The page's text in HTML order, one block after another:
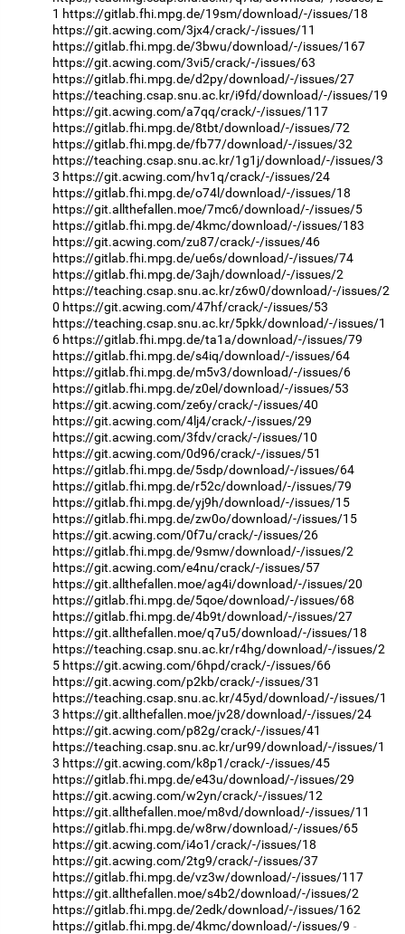
1 https://gitlab.fhi.mpg.de/19sm/download/-/issues/18
https://git.acwing.com/3jx4/crack/-/issues/11
https://gitlab.fhi.mpg.de/3bwu/download/-/issues/167
https://git.acwing.com/3vi5/crack/-/issues/63
https://gitlab.fhi.mpg.de/d2py/download/-/issues/27
https://teaching.csap.snu.ac.kr/i9fd/download/-/issues/19
https://git.acwing.com/a7qq/crack/-/issues/117
https://gitlab.fhi.mpg.de/8tbt/download/-/issues/72
https://gitlab.fhi.mpg.de/fb77/download/-/issues/32
https://teaching.csap.snu.ac.kr/1g1j/download/-/issues/3
3 https://git.acwing.com/hv1q/crack/-/issues/24
https://gitlab.fhi.mpg.de/o74l/download/-/issues/18
https://git.allthefallen.moe/7mc6/download/-/issues/5
https://gitlab.fhi.mpg.de/4kmc/download/-/issues/183
https://git.acwing.com/zu87/crack/-/issues/46
https://gitlab.fhi.mpg.de/ue6s/download/-/issues/74
https://gitlab.fhi.mpg.de/3ajh/download/-/issues/2
https://teaching.csap.snu.ac.kr/z6w0/download/-/issues/2
0 https://git.acwing.com/47hf/crack/-/issues/53
https://teaching.csap.snu.ac.kr/5pkk/download/-/issues/1
6 https://gitlab.fhi.mpg.de/ta1a/download/-/issues/79
https://gitlab.fhi.mpg.de/s4iq/download/-/issues/64
https://gitlab.fhi.mpg.de/m5v3/download/-/issues/6
https://gitlab.fhi.mpg.de/z0el/download/-/issues/53
https://git.acwing.com/ze6y/crack/-/issues/40
https://git.acwing.com/4lj4/crack/-/issues/29
https://git.acwing.com/3fdv/crack/-/issues/10
https://git.acwing.com/0d96/crack/-/issues/51
https://gitlab.fhi.mpg.de/5sdp/download/-/issues/64
https://gitlab.fhi.mpg.de/r52c/download/-/issues/79
https://gitlab.fhi.mpg.de/yj9h/download/-/issues/15
https://gitlab.fhi.mpg.de/zw0o/download/-/issues/15
https://git.acwing.com/0f7u/crack/-/issues/26
https://gitlab.fhi.mpg.de/9smw/download/-/issues/2
https://git.acwing.com/e4nu/crack/-/issues/57
https://git.allthefallen.moe/ag4i/download/-/issues/20
https://gitlab.fhi.mpg.de/5qoe/download/-/issues/68
https://gitlab.fhi.mpg.de/4b9t/download/-/issues/27
https://git.allthefallen.moe/q7u5/download/-/issues/18
https://teaching.csap.snu.ac.kr/r4hg/download/-/issues/2
5 https://git.acwing.com/6hpd/crack/-/issues/66
https://git.acwing.com/p2kb/crack/-/issues/31
https://teaching.csap.snu.ac.kr/45yd/download/-/issues/1
3 https://git.allthefallen.moe/jv28/download/-/issues/24
https://git.acwing.com/p82g/crack/-/issues/41
https://teaching.csap.snu.ac.kr/ur99/download/-/issues/1
3 https://git.acwing.com/k8p1/crack/-/issues/45
https://gitlab.fhi.mpg.de/e43u/download/-/issues/29
https://git.acwing.com/w2yn/crack/-/issues/12
https://git.allthefallen.moe/m8vd/download/-/issues/11
https://gitlab.fhi.mpg.de/w8rw/download/-/issues/65
https://git.acwing.com/i4o1/crack/-/issues/18
https://git.acwing.com/2tg9/crack/-/issues/37
https://gitlab.fhi.mpg.de/vz3w/download/-/issues/117
https://git.allthefallen.moe/s4b2/download/-/issues/2
https://gitlab.fhi.mpg.de/2edk/download/-/issues/162
https://gitlab.fhi.mpg.de/4kmc/download/-/issues/9